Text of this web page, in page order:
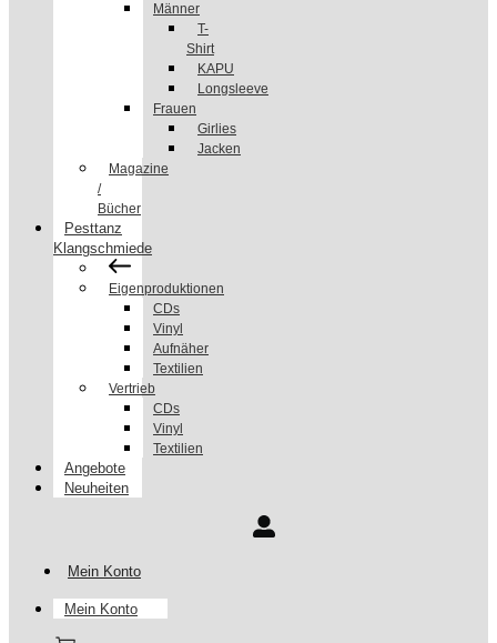
Männer
T-
Shirt
KAPU
Longsleeve
Frauen
Girlies
Jacken
Magazine
/
Bücher
Pesttanz
Klangschmiede
Eigenproduktionen
CDs
Vinyl
Aufnäher
Textilien
Vertrieb
CDs
Vinyl
Textilien
Angebote
Neuheiten
Mein Konto
Mein Konto